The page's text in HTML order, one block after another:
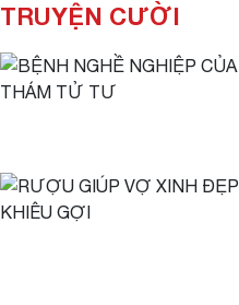
TRUYỆN CƯỜI